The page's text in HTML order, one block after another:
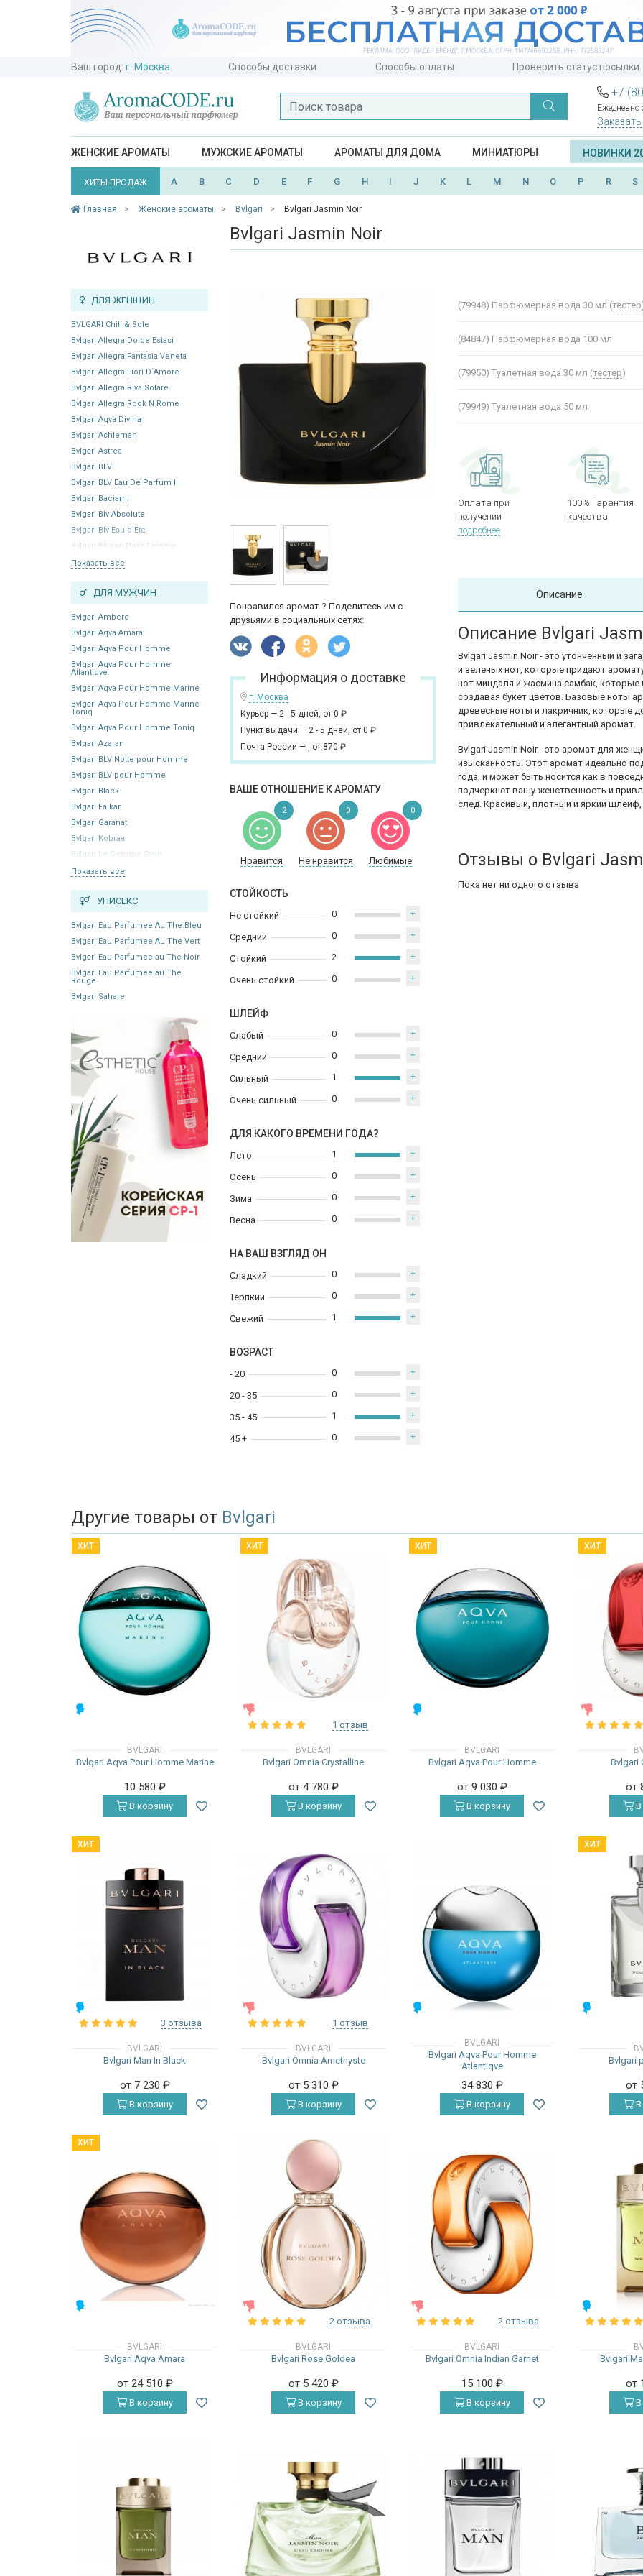
Ваш город: г. Москва Способы доставки Способы оплаты Проверить статус посылки
+7
Ежедневно
ЖЕНСКИЕ АРОМАТЫ МУЖСКИЕ АРОМАТЫ АРОМАТЫ ДЛЯ ДОМА МИНИАТЮРЫ НОВИНКИ
ХИТЫ ПРОДАЖ A B C D E F G H I J K L M N O P R S
Главная Женские ароматы Bvlgari Bvlgari Jasmin Noir
ДЛЯ ЖЕНЩИН
BVLGARI Chill & Sole
Bvlgari Allegra Dolce Estasi
Bvlgari Allegra Fantasia Veneta
Bvlgari Allegra Fiori D`Amore
Bvlgari Allegra Riva Solare
Bvlgari Allegra Rock N Rome
Bvlgari Aqva Divina
Bvlgari Ashlemah
Bvlgari Astrea
Bvlgari BLV
Bvlgari BLV Eau De Parfum II
Bvlgari Baciami
Bvlgari Blv Absolute
Bvlgari Blv Eau d`Ete
Bvlgari Bvlgari Pour Femme
Показать все
ДЛЯ МУЖЧИН
Bvlgari Ambero
Bvlgari Aqva Amara
Bvlgari Aqva Pour Homme
Bvlgari Aqva Pour Homme
Atlantiqve
Bvlgari Aqva Pour Homme Marine
Bvlgari Aqva Pour Homme Marine
Toniq
Bvlgari Aqva Pour Homme Toniq
Bvlgari Azaran
Bvlgari BLV Notte pour Homme
Bvlgari BLV pour Homme
Bvlgari Black
Bvlgari Falkar
Bvlgari Garanat
Bvlgari Kobraa
Bvlgari Le Gemme Gyan
Показать все
УНИСЕКС
Bvlgari Eau Parfumee Au The Bleu
Bvlgari Eau Parfumee Au The Vert
Bvlgari Eau Parfumee au The Noir
Bvlgari Eau Parfumee au The
Rouge
Bvlgari Sahare
Bvlgari Jasmin Noir
Понравился аромат ? Поделитесь им с
друзьями в социальных сетях:
Информация о доставке
г. Москва
Курьер — 2 - 5 дней, от 0 ₽
Пункт выдачи — 2 - 5 дней, от 0 ₽
Почта России — , от 870 ₽
ВАШЕ ОТНОШЕНИЕ К АРОМАТУ
Нравится Не нравится Любимые
2 0 0
СТОЙКОСТЬ
Не стойкий
Средний
Стойкий
Очень стойкий
0 +
0 +
2 +
0 +
ШЛЕЙФ
Слабый
Средний
Сильный
Очень сильный
0 +
0 +
1 +
0 +
ДЛЯ КАКОГО ВРЕМЕНИ ГОДА?
Лето
Осень
Зима
Весна
1 +
0 +
0 +
0 +
НА ВАШ ВЗГЛЯД ОН
Сладкий
Терпкий
Свежий
0 +
0 +
1 +
ВОЗРАСТ
- 20
20 - 35
35 - 45
45 +
0 +
0 +
1 +
0 +
(79948) Парфюмерная вода 30 мл (тестер
(84847) Парфюмерная вода 100 мл
(79950) Туалетная вода 30 мл (тестер)
(79949) Туалетная вода 50 мл
Оплата при
получении
подробнее
100% Гарантия
качества
Описание
Описание Bvlgari
Bvlgari Jasmin Noir - это утонченный и
и зеленых нот, которые придают
нот миндаля и жасмина самбак,
создавая букет цветов. Базовые ноты
древесные ноты и лакричник, которые
привлекательный и элегантный аромат.
Bvlgari Jasmin Noir - это аромат для
изысканность. Этот аромат идеально
года, и может быть носится как в
подчеркнет вашу женственность и
след. Красивый, плотный и яркий
Отзывы о Bvlgari
Пока нет ни одного отзыва
Другие товары от Bvlgari
ХИТ
BVLGARI
Bvlgari Aqva Pour Homme Marine
10 580 ₽
В корзину
ХИТ
1 отзыв
BVLGARI
Bvlgari Omnia Crystalline
от 4 780 ₽
В корзину
ХИТ
BVLGARI
Bvlgari Aqva Pour Homme
от 9 030 ₽
В корзину
ХИТ
Bvlgari
от
В
ХИТ
3 отзыва
BVLGARI
Bvlgari Man In Black
от 7 230 ₽
В корзину
1 отзыв
BVLGARI
Bvlgari Omnia Amethyste
от 5 310 ₽
В корзину
МУЖСКИЕ
BVLGARI
Bvlgari Aqva Pour Homme
Atlantiqve
34 830 ₽
В корзину
ХИТ
Bvlgari
от
В
ХИТ
BVLGARI
Bvlgari Aqva Amara
от 24 510 ₽
В корзину
ЖЕНСКИЕ
2 отзыва
BVLGARI
Bvlgari Rose Goldea
от 5 420 ₽
В корзину
2 отзыва
BVLGARI
Bvlgari Omnia Indian Garnet
15 100 ₽
В корзину
Bvlgari
от
В